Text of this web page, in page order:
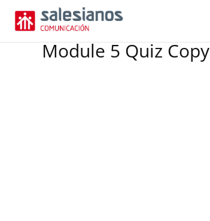
Module 5 Quiz Copy